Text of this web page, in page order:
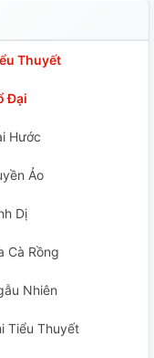
Thuyết
Đại
Hước
Ảo
Dị
Cà Rồng
Nhiên
Tiểu Thuyết